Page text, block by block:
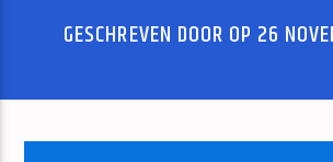
HUIDIG NUMMER
GESCHREVEN DOOR OP 26